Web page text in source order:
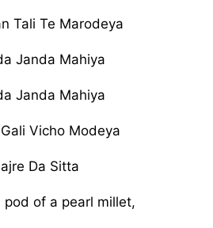
Tali Te Marodeya
Janda Mahiya
Janda Mahiya
Vicho Modeya
Da Sitta
pod of a pearl millet,